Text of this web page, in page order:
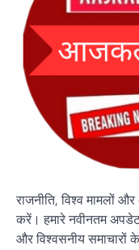
राजनीति, विश्व मामलों
करें। हमारे नवीनतम
और विश्वसनीय समाचारों